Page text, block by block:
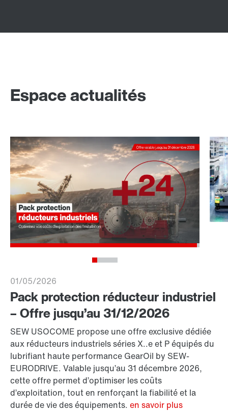
Espace actualités
01/05/2026
Pack protection réducteur industriel
– Offre jusqu’au 31/12/2026
SEW USOCOME propose une offre exclusive dédiée
aux réducteurs industriels séries X..e et P équipés du
lubrifiant haute performance GearOil by SEW-
EURODRIVE. Valable jusqu’au 31 décembre 2026,
cette offre permet d’optimiser les coûts
d’exploitation, tout en renforçant la fiabilité et la
durée de vie des équipements. en savoir plus